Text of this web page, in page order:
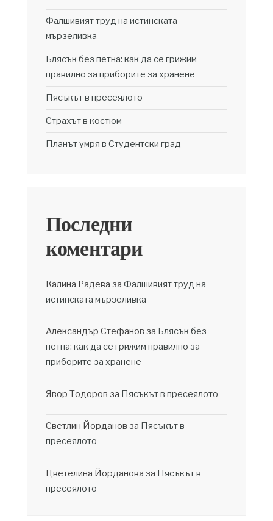
Фалшивият труд на истинската
мързеливка
Блясък без петна: как да се грижим
правилно за приборите за хранене
Пясъкът в пресеялото
Страхът в костюм
Планът умря в Студентски град
Последни
коментари
Калина Радева за Фалшивият труд на
истинската мързеливка
Александър Стефанов за Блясък без
петна: как да се грижим правилно за
приборите за хранене
Явор Тодоров за Пясъкът в пресеялото
Светлин Йорданов за Пясъкът в
пресеялото
Цветелина Йорданова за Пясъкът в
пресеялото